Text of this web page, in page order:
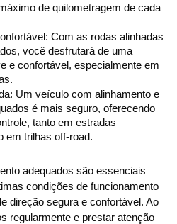
de quilometragem de cada
Com as rodas alinhadas
você desfrutará de uma
e confortável, especialmente em
Um veículo com alinhamento e
é mais seguro, oferecendo
tanto em estradas
em trilhas off-road.
adequados são essenciais
condições de funcionamento
direção segura e confortável. Ao
regularmente e prestar atenção